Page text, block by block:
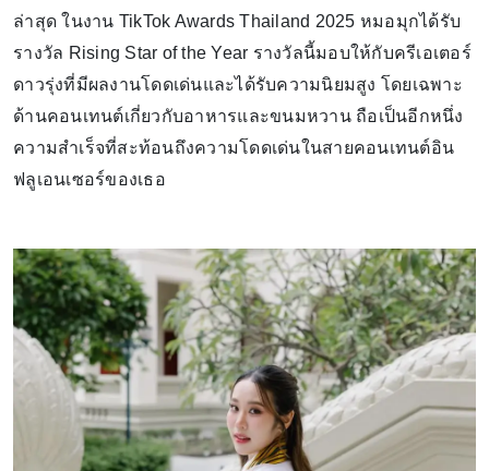
ล่าสุด ในงาน TikTok Awards Thailand 2025 หมอมุกได้รับ
รางวัล Rising Star of the Year รางวัลนี้มอบให้กับครีเอเตอร์
ดาวรุ่งที่มีผลงานโดดเด่นและได้รับความนิยมสูง โดยเฉพาะ
ด้านคอนเทนต์เกี่ยวกับอาหารและขนมหวาน ถือเป็นอีกหนึ่ง
ความสำเร็จที่สะท้อนถึงความโดดเด่นในสายคอนเทนต์อิน
ฟลูเอนเซอร์ของเธอ